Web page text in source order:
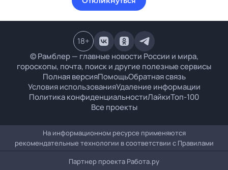
© Рамблер — главные новости России и мира,
гороскопы, почта, поиск и другие полезные сервисы
Полная версияПомощьОбратная связь
Условия использованияУдаление информации
Политика конфиденциальностиЛайкиТоп-100
Все проекты
18+
На информационном ресурсе применяются
рекомендательные технологии в соответствии с Правилами
Партнер проекта Работа.ру